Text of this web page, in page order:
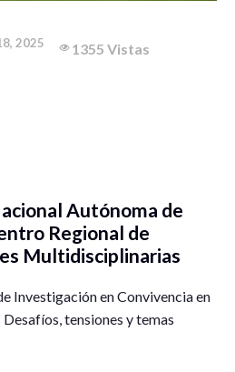
2025 1355 Vistas
Autónoma de
Regional de
Multidisciplinarias
Investigación en Convivencia en
tensiones y temas